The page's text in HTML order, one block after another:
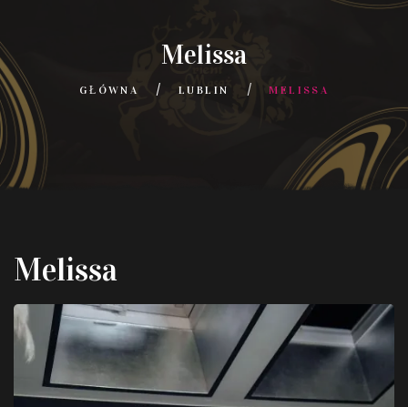
Melissa
GŁÓWNA LUBLIN MELISSA
Melissa